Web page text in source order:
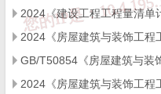
二、著作权人发现本站有
及时联系我们给出内容所
在收到相关投诉后，我们
三、本站发布的软件仅提
用正版软件，不得商用；
时请您务必先跟我们联系
2024《建设工程工程量清单